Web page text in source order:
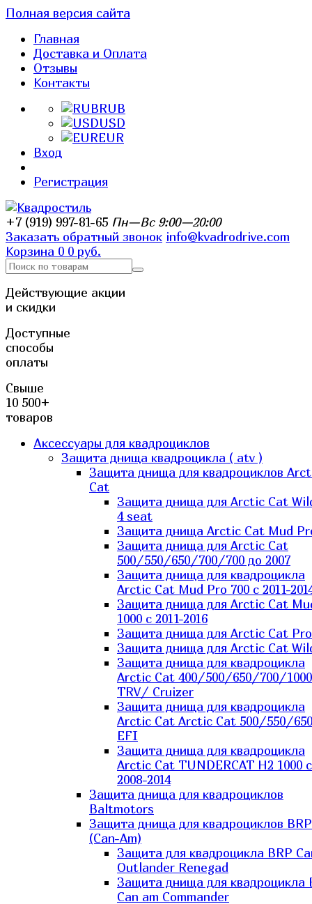
Полная версия сайта
Главная
Доставка и Оплата
Отзывы
Контакты
RUB
USD
EUR
Вход
Регистрация
+7 (919) 997-81-65 Пн—Вс 9:00—20:00
Заказать обратный звонок info@kvadrodrive.com
Корзина 0 0 руб.
Действующие акции
и скидки
Доступные
способы
оплаты
Свыше
10 500+
товаров
Аксессуары для квадроциклов
Защита днища квадроцикла ( atv )
Защита днища для квадроциклов
Cat
Защита днища для Arctic Cat
4 seat
Защита днища Arctic Cat Mud
Защита днища для Arctic Cat
500/550/650/700/700 до 2007
Защита днища для квадроцикла
Arctic Cat Mud Pro 700 с 2011-
Защита днища для Arctic Cat
1000 c 2011-2016
Защита днища для Arctic Cat
Защита днища для Arctic Cat
Защита днища для квадроцикла
Arctic Cat 400/500/650/700/1000
TRV/ Cruizer
Защита днища для квадроцикла
Arctic Cat Arctic Cat 500/550/
EFI
Защита днища для квадроцикла
Arctic Cat TUNDERCAT H2 1000 c
2008-2014
Защита днища для квадроциклов
Baltmotors
Защита днища для квадроциклов BRP
(Can-Am)
Защита для квадроцикла BRP
Outlander Renegad
Защита днища для квадроцикла
Can am Commander